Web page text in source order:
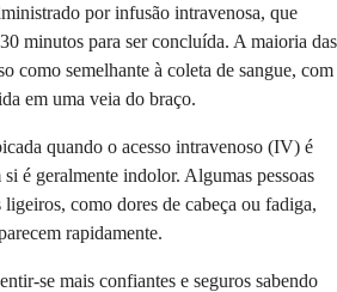
por infusão intravenosa, que
minutos para ser concluída. A maioria das
como semelhante à coleta de sangue, com
em uma veia do braço.
quando o acesso intravenoso (IV) é
é geralmente indolor. Algumas pessoas
ligeiros, como dores de cabeça ou fadiga,
rapidamente.
se mais confiantes e seguros sabendo